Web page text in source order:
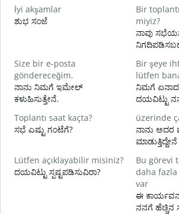
İyi akşamlar
ಶುಭ ಸಂಜೆ
Bir
miyiz?
ನಾವು
Size bir e-posta
göndereceğim.
ನಾನು ನಿಮಗೆ ಇಮೇಲ್
ಕಳುಹಿಸುತ್ತೇನೆ.
Bir şeye
lütfen
ನಿಮಗೆ
ದಯವಿಟ್ಟು
Toplantı saat kaçta?
ಸಭೆ ಎಷ್ಟು ಗಂಟೆಗೆ?
üzerinde
ನಾನು ಅದರ
ಮಾಡುತ್ತಿದ್ದೇನೆ
Lütfen açıklayabilir misiniz?
ದಯವಿಟ್ಟು ಸ್ಪಷ್ಟಪಡಿಸುವಿರಾ?
Bu görevi
daha fazla
var
ಈ
ನನಗೆ